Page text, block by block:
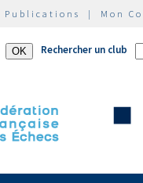
Publications | Mon
Rechercher un club